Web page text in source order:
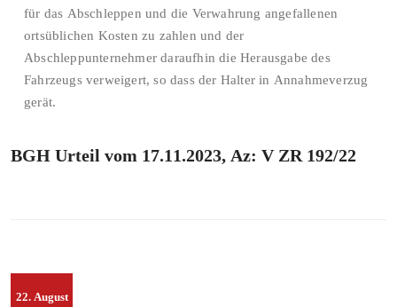
für das Abschleppen und die Verwahrung angefallenen
ortsüblichen Kosten zu zahlen und der
Abschleppunternehmer daraufhin die Herausgabe des
Fahrzeugs verweigert, so dass der Halter in Annahmeverzug
gerät.
BGH Urteil vom 17.11.2023, Az: V ZR 192/22
22. August